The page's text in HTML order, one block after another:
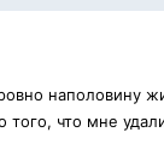
наполовину
что мне